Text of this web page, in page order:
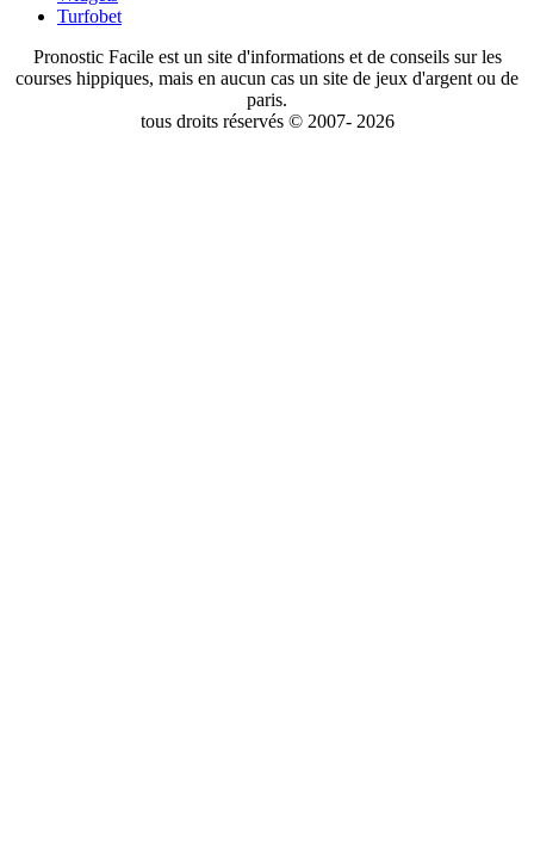
Turfobet
Pronostic Facile est un site d'informations et de conseils sur les
courses hippiques, mais en aucun cas un site de jeux d'argent ou de
paris.
tous droits réservés © 2007- 2026